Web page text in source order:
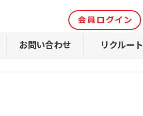
お問い合わせ リクルート